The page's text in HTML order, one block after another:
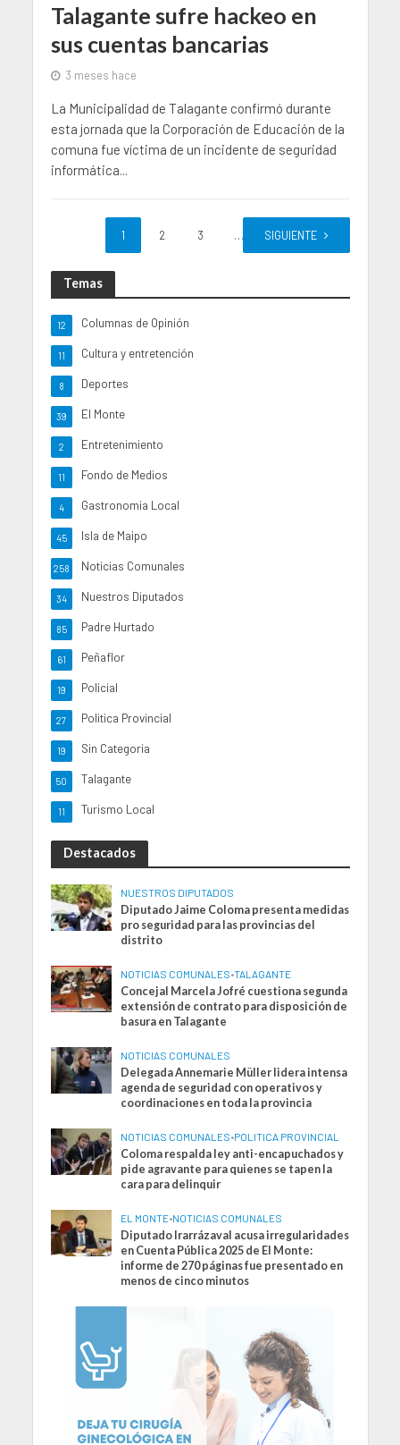
Talagante sufre hackeo en
sus cuentas bancarias
3 meses hace
La Municipalidad de Talagante confirmó durante
esta jornada que la Corporación de Educación de la
comuna fue víctima de un incidente de seguridad
informática...
1 2 3 … 62
SIGUIENTE
Temas
Columnas de Opinión
12
Cultura y entretención
11
Deportes
8
El Monte
39
Entretenimiento
2
Fondo de Medios
11
Gastronomia Local
4
Isla de Maipo
45
Noticias Comunales
258
Nuestros Diputados
34
Padre Hurtado
85
Peñaflor
61
Policial
19
Politica Provincial
27
Sin Categoria
19
Talagante
50
Turismo Local
11
Destacados
NUESTROS DIPUTADOS
Diputado Jaime Coloma presenta medidas
pro seguridad para las provincias del
distrito
NOTICIAS COMUNALES•TALAGANTE
Concejal Marcela Jofré cuestiona segunda
extensión de contrato para disposición de
basura en Talagante
NOTICIAS COMUNALES
Delegada Annemarie Müller lidera intensa
agenda de seguridad con operativos y
coordinaciones en toda la provincia
NOTICIAS COMUNALES•POLITICA PROVINCIAL
Coloma respalda ley anti-encapuchados y
pide agravante para quienes se tapen la
cara para delinquir
EL MONTE•NOTICIAS COMUNALES
Diputado Irarrázaval acusa irregularidades
en Cuenta Pública 2025 de El Monte:
informe de 270 páginas fue presentado en
menos de cinco minutos